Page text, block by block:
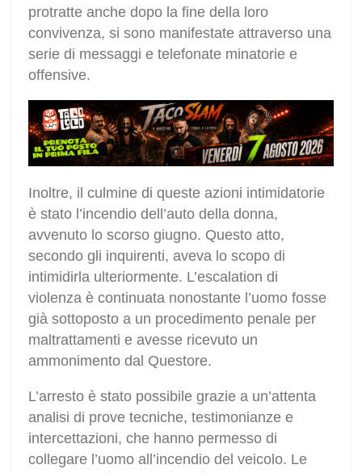
protratte anche dopo la fine della loro
convivenza, si sono manifestate attraverso una
serie di messaggi e telefonate minatorie e
offensive.
Inoltre, il culmine di queste azioni intimidatorie
è stato l’incendio dell’auto della donna,
avvenuto lo scorso giugno. Questo atto,
secondo gli inquirenti, aveva lo scopo di
intimidirla ulteriormente. L’escalation di
violenza è continuata nonostante l’uomo fosse
già sottoposto a un procedimento penale per
maltrattamenti e avesse ricevuto un
ammonimento dal Questore.
L’arresto è stato possibile grazie a un’attenta
analisi di prove tecniche, testimonianze e
intercettazioni, che hanno permesso di
collegare l’uomo all’incendio del veicolo. Le